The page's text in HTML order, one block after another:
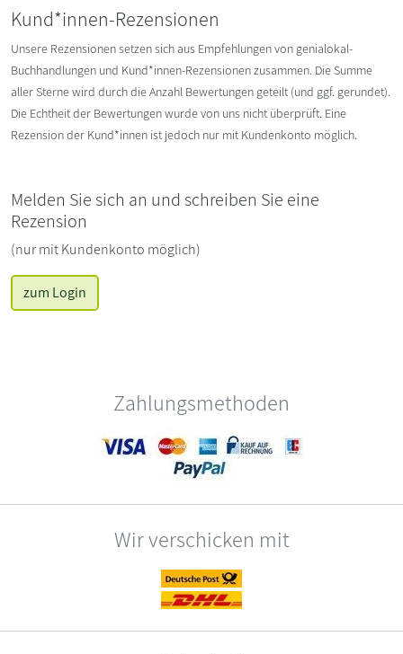
Kund*innen-Rezensionen
Unsere Rezensionen setzen sich aus Empfehlungen von genialokal-
Buchhandlungen und Kund*innen-Rezensionen zusammen. Die Summe
aller Sterne wird durch die Anzahl Bewertungen geteilt (und ggf. gerundet).
Die Echtheit der Bewertungen wurde von uns nicht überprüft. Eine
Rezension der Kund*innen ist jedoch nur mit Kundenkonto möglich.
Melden Sie sich an und schreiben Sie eine
Rezension
(nur mit Kundenkonto möglich)
zum Login
Zahlungsmethoden
Wir verschicken mit